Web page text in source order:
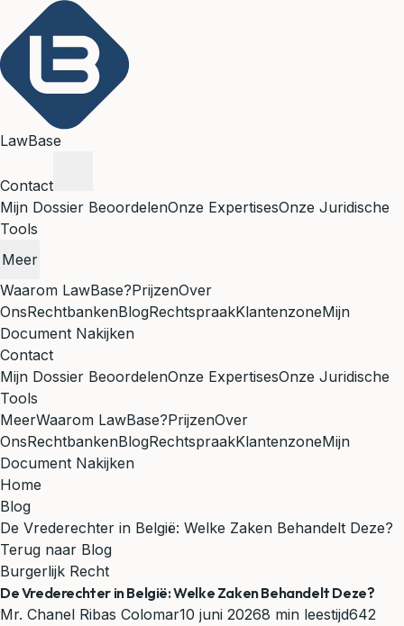
LawBase
Contact
Mijn Dossier BeoordelenOnze ExpertisesOnze Juridische
Tools
Meer
Waarom LawBase?PrijzenOver
OnsRechtbankenBlogRechtspraakKlantenzoneMijn
Document Nakijken
Contact
Mijn Dossier BeoordelenOnze ExpertisesOnze Juridische
Tools
MeerWaarom LawBase?PrijzenOver
OnsRechtbankenBlogRechtspraakKlantenzoneMijn
Document Nakijken
Home
Blog
De Vrederechter in België: Welke Zaken Behandelt Deze?
Terug naar Blog
Burgerlijk Recht
De Vrederechter in België: Welke Zaken Behandelt Deze?
Mr. Chanel Ribas Colomar10 juni 20268 min leestijd642